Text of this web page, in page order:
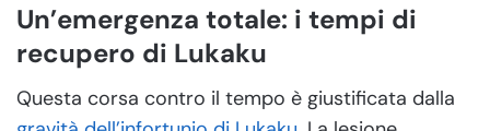
Un’emergenza totale: i tempi di
recupero di Lukaku
Questa corsa contro il tempo è giustificata dalla